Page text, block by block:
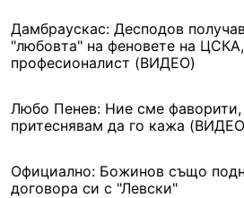
Дамбраускас: Десподов
"любовта" на феновете на
професионалист (ВИДЕО)
Любо Пенев: Ние сме фаворити,
притеснявам да го кажа
Официално: Божинов също
договора си с "Левски"